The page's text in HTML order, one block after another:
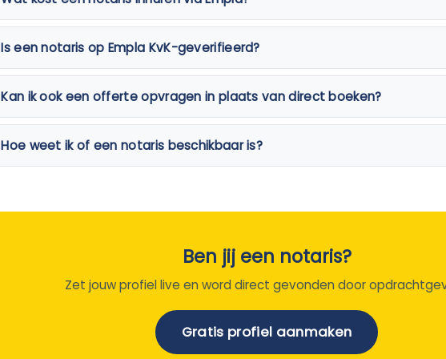
Is een notaris op Empla KvK-geverifieerd?
Kan ik ook een offerte opvragen in plaats van direct boeken?
Hoe weet ik of een notaris beschikbaar is?
Ben jij een notaris?
Zet jouw profiel live en word direct gevonden door
Gratis profiel aanmaken